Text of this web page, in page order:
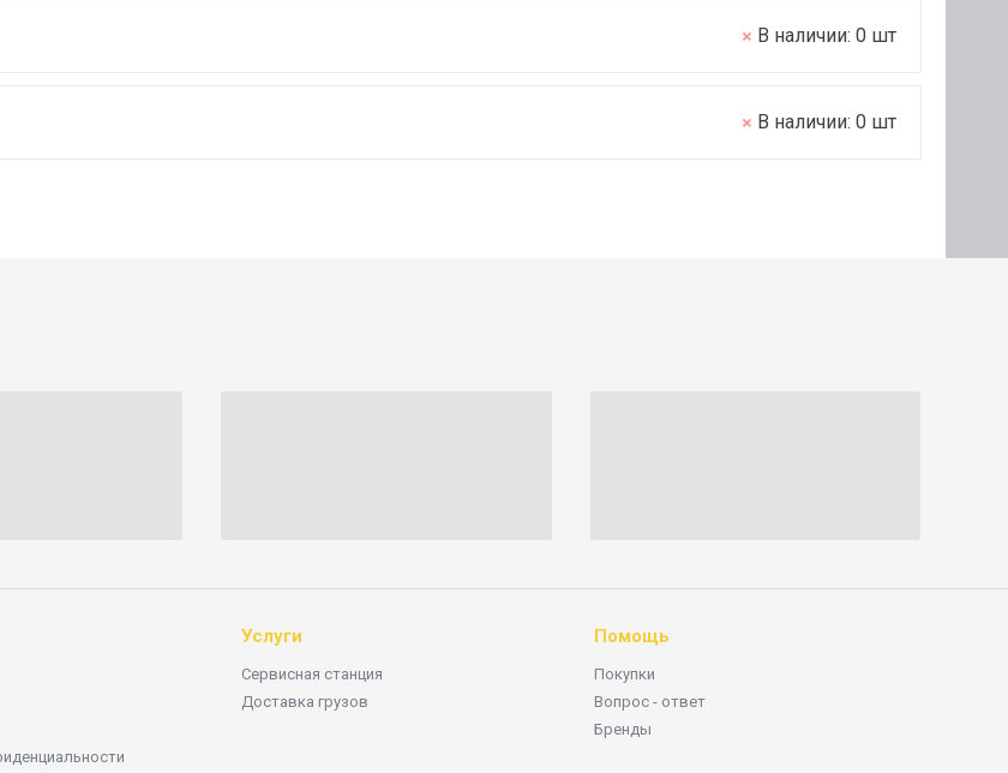
В наличии: 0 шт
В наличии: 0 шт
Услуги
Сервисная станция
Доставка грузов
Помощь
Покупки
Вопрос - ответ
Бренды